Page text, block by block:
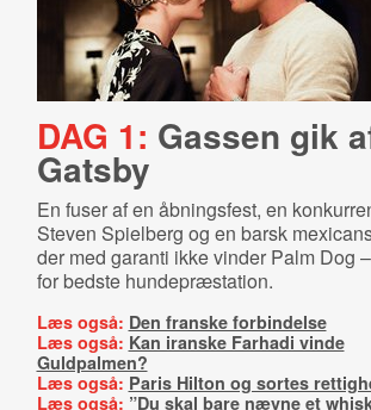
DAG 1: Gassen gik
Gatsby
En fuser af en åbningsfest, en
Steven Spielberg og en barsk
der med garanti ikke vinder Palm Dog
for bedste hundepræstation.
Læs også: Den franske forbindelse
Læs også: Kan iranske Farhadi vinde
Guldpalmen?
Læs også: Paris Hilton og sortes
Læs også: ”Du skal bare nævne et